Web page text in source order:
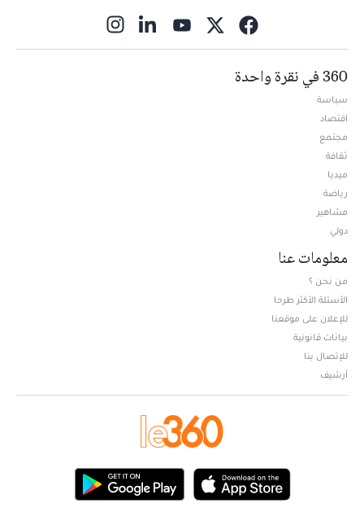
360 في نقرة واحدة
سياسة
اقتصاد
مجتمع
ثقافة
ميديا
رياضة
مشاهير
دولي
معلومات عنا
من نحن ؟
الأسئلة الأكثر طرحا
للإعلان على موقعنا
بيانات قانونية
للإتصال بنا
أرشيف